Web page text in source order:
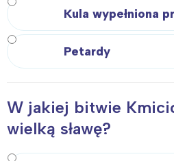
Kula wypełniona
Petardy
W jakiej bitwie
wielką sławę?